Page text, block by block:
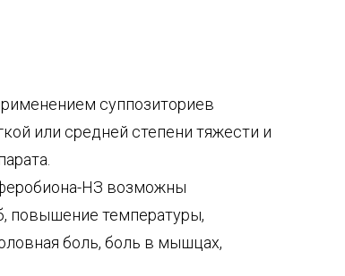
суппозиториев
или средней степени тяжести и
НЗ возможны
повышение температуры,
боль, боль в мышцах,